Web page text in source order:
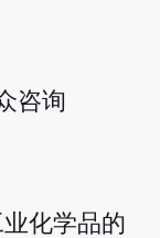
咨询
化学品的